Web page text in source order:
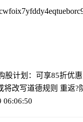
股计划：可享85折优
将改写道德规则 重返?
06:06:50